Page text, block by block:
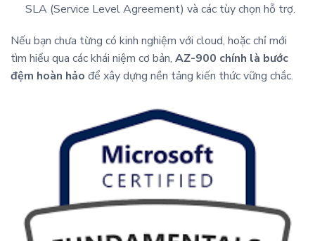
SLA (Service Level Agreement) và các tùy chọn hỗ trợ.
Nếu bạn chưa từng có kinh nghiệm với cloud, hoặc chỉ mới
tìm hiểu qua các khái niệm cơ bản, AZ-900 chính là bước
đệm hoàn hảo để xây dựng nền tảng kiến thức vững chắc.